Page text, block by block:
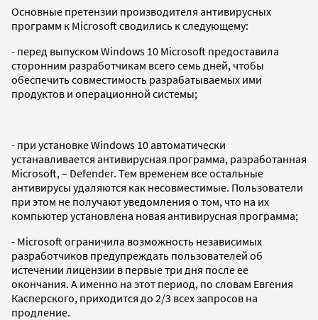
Основные претензии производителя антивирусных
программ к Microsoft сводились к следующему:
- перед выпуском Windows 10 Microsoft предоставила
сторонним разработчикам всего семь дней, чтобы
обеспечить совместимость разрабатываемых ими
продуктов и операционной системы;
- при установке Windows 10 автоматически
устанавливается антивирусная программа, разработанная
Microsoft, – Defender. Тем временем все остальные
антивирусы удаляются как несовместимые. Пользователи
при этом не получают уведомления о том, что на их
компьютер установлена новая антивирусная программа;
- Microsoft ограничила возможность независимых
разработчиков предупреждать пользователей об
истечении лицензии в первые три дня после ее
окончания. А именно на этот период, по словам Евгения
Касперского, приходится до 2/3 всех запросов на
продление.